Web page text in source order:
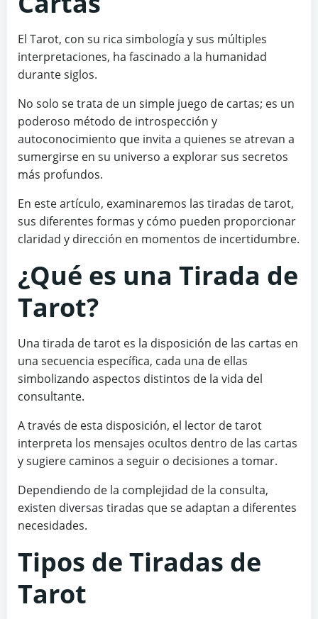
El Tarot, con su rica simbología y sus múltiples
interpretaciones, ha fascinado a la humanidad
durante siglos.
No solo se trata de un simple juego de cartas; es un
poderoso método de introspección y
autoconocimiento que invita a quienes se atrevan a
sumergirse en su universo a explorar sus secretos
más profundos.
En este artículo, examinaremos las tiradas de tarot,
sus diferentes formas y cómo pueden proporcionar
claridad y dirección en momentos de incertidumbre.
¿Qué es una Tirada de
Tarot?
Una tirada de tarot es la disposición de las cartas en
una secuencia específica, cada una de ellas
simbolizando aspectos distintos de la vida del
consultante.
A través de esta disposición, el lector de tarot
interpreta los mensajes ocultos dentro de las cartas
y sugiere caminos a seguir o decisiones a tomar.
Dependiendo de la complejidad de la consulta,
existen diversas tiradas que se adaptan a diferentes
necesidades.
Tipos de Tiradas de
Tarot